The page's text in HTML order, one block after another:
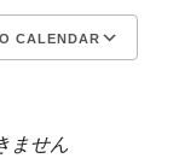
CALENDAR
ません